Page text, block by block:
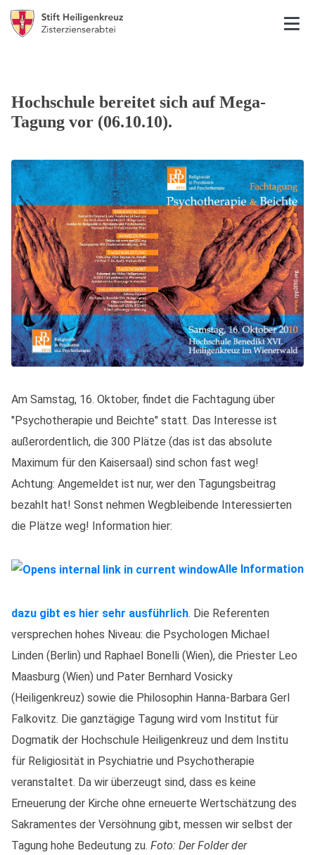
Hochschule bereitet sich auf Mega-
Tagung vor (06.10.10).
Am Samstag, 16. Oktober, findet die Fachtagung über
"Psychotherapie und Beichte" statt. Das Interesse ist
außerordentlich, die 300 Plätze (das ist das absolute
Maximum für den Kaisersaal) sind schon fast weg!
Achtung: Angemeldet ist nur, wer den Tagungsbeitrag
bezahlt hat! Sonst nehmen Wegbleibende Interessierten
die Plätze weg! Information hier:
Alle Information
dazu gibt es hier sehr ausführlich. Die Referenten
versprechen hohes Niveau: die Psychologen Michael
Linden (Berlin) und Raphael Bonelli (Wien), die Priester Leo
Maasburg (Wien) und Pater Bernhard Vosicky
(Heiligenkreuz) sowie die Philosophin Hanna-Barbara Gerl
Falkovitz. Die ganztägige Tagung wird vom Institut für
Dogmatik der Hochschule Heiligenkreuz und dem Institu
für Religiosität in Psychiatrie und Psychotherapie
veranstaltet. Da wir überzeugt sind, dass es keine
Erneuerung der Kirche ohne erneuerte Wertschätzung des
Sakramentes der Versöhnung gibt, messen wir selbst der
Tagung hohe Bedeutung zu. Foto: Der Folder der